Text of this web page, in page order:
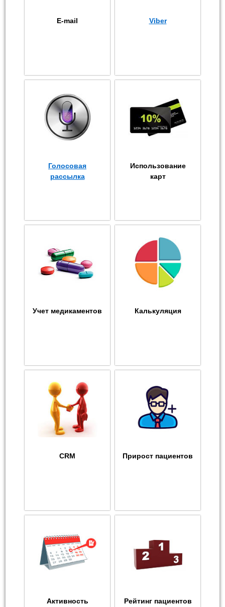
E-mail Viber
Голосовая
рассылка
Использование
карт
Учет медикаментов Калькуляция
CRM Прирост пациентов
Активность
Рейтинг пациентов